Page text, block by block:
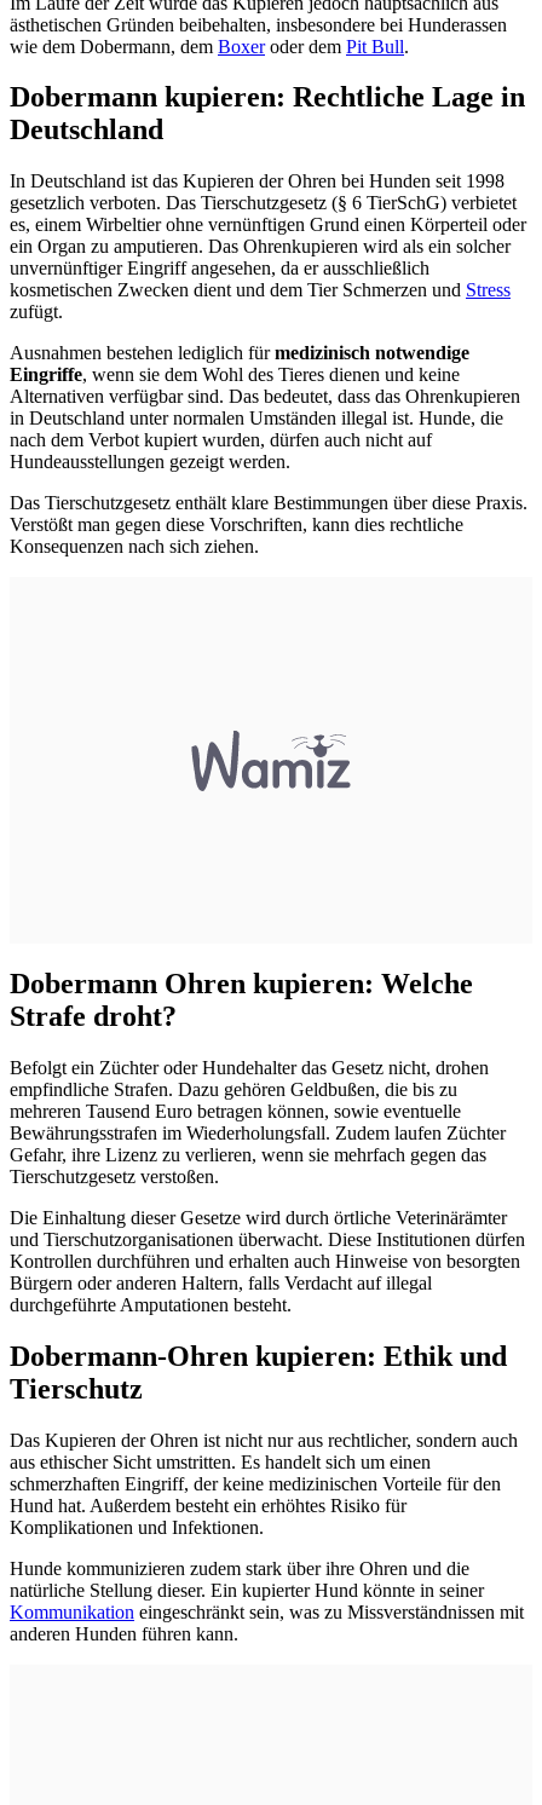
ästhetischen Gründen beibehalten, insbesondere bei Hunderassen
wie dem Dobermann, dem Boxeroder dem Pit Bull.
Dobermann kupieren: Rechtliche Lage in
Deutschland
In Deutschland ist das Kupieren der Ohren bei Hunden seit 1998
gesetzlich verboten. Das Tierschutzgesetz (§ 6 TierSchG) verbietet
es, einem Wirbeltier ohne vernünftigen Grund einen Körperteil oder
ein Organ zu amputieren. Das Ohrenkupieren wird als ein solcher
unvernünftiger Eingriff angesehen, da er ausschließlich
kosmetischen Zwecken dient und dem Tier Schmerzen und Stress
zufügt.
Ausnahmen bestehen lediglich fürmedizinisch notwendige
Eingriffe, wenn sie dem Wohl des Tieres dienen und keine
Alternativen verfügbar sind. Das bedeutet, dass das Ohrenkupieren
in Deutschland unter normalen Umständen illegal ist. Hunde, die
nach dem Verbot kupiert wurden, dürfen auch nicht auf
Hundeausstellungen gezeigt werden.
Das Tierschutzgesetz enthält klare Bestimmungen über diese Praxis.
Verstößt man gegen diese Vorschriften, kann dies rechtliche
Konsequenzen nach sich ziehen.
Dobermann Ohren kupieren: Welche
Strafe droht?
Befolgt ein Züchter oder Hundehalter das Gesetz nicht, drohen
empfindliche Strafen. Dazu gehören Geldbußen, die bis zu
mehreren Tausend Euro betragen können, sowie eventuelle
Bewährungsstrafen im Wiederholungsfall. Zudem laufen Züchter
Gefahr, ihre Lizenz zu verlieren, wenn sie mehrfach gegen das
Tierschutzgesetz verstoßen.
Die Einhaltung dieser Gesetze wird durch örtliche Veterinärämter
und Tierschutzorganisationen überwacht. Diese Institutionen dürfen
Kontrollen durchführen und erhalten auch Hinweise von besorgten
Bürgern oder anderen Haltern, falls Verdacht auf illegal
durchgeführte Amputationen besteht.
Dobermann-Ohren kupieren: Ethik und
Tierschutz
Das Kupieren der Ohren ist nicht nur aus rechtlicher, sondern auch
aus ethischer Sicht umstritten. Es handelt sich um einen
schmerzhaften Eingriff, der keine medizinischen Vorteile für den
Hund hat. Außerdem besteht ein erhöhtes Risiko für
Komplikationen und Infektionen.
Hunde kommunizieren zudem stark über ihre Ohren und die
natürliche Stellung dieser. Ein kupierter Hund könnte in seiner
Kommunikation eingeschränkt sein, was zu Missverständnissen mit
anderen Hunden führen kann.